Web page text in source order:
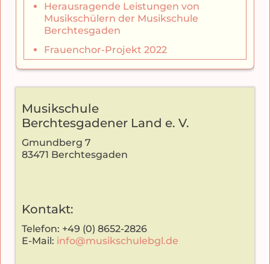
Herausragende Leistungen von
Musikschülern der Musikschule
Berchtesgaden
Frauenchor-Projekt 2022
Musikschule
Berchtesgadener Land e. V.
Gmundberg 7
83471 Berchtesgaden
Kontakt:
Telefon: +49 (0) 8652-2826
E-Mail: info@musikschulebgl.de